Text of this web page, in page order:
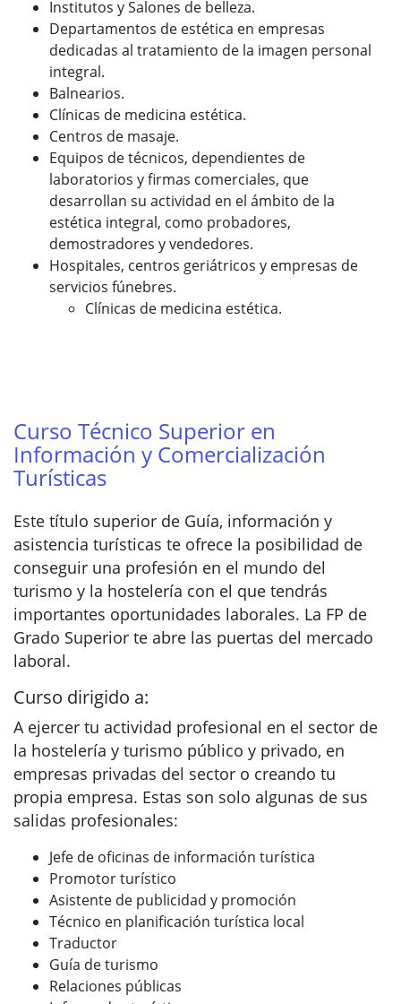
Institutos y Salones de belleza.
Departamentos de estética en empresas
dedicadas al tratamiento de la imagen personal
integral.
Balnearios.
Clínicas de medicina estética.
Centros de masaje.
Equipos de técnicos, dependientes de
laboratorios y firmas comerciales, que
desarrollan su actividad en el ámbito de la
estética integral, como probadores,
demostradores y vendedores.
Hospitales, centros geriátricos y empresas de
servicios fúnebres.
Clínicas de medicina estética.
Curso Técnico Superior en
Información y Comercialización
Turísticas
Este título superior de Guía, información y
asistencia turísticas te ofrece la posibilidad de
conseguir una profesión en el mundo del
turismo y la hostelería con el que tendrás
importantes oportunidades laborales. La FP de
Grado Superior te abre las puertas del mercado
laboral.
Curso dirigido a:
A ejercer tu actividad profesional en el sector de
la hostelería y turismo público y privado, en
empresas privadas del sector o creando tu
propia empresa. Estas son solo algunas de sus
salidas profesionales:
Jefe de oficinas de información turística
Promotor turístico
Asistente de publicidad y promoción
Técnico en planificación turística local
Traductor
Guía de turismo
Relaciones públicas